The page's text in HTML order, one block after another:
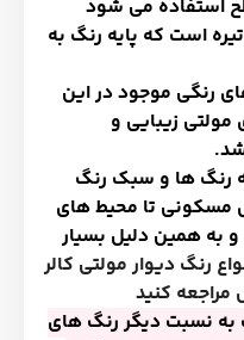
استفاده می شود
است که پایه رنگ به
رنگی موجود در این
زیبایی و
.
رنگ ها و سبک رنگ
مسکونی تا محیط های
به همین دلیل بسیار
رنگ دیوار مولتی کالر
کنید
به نسبت دیگر رنگ های